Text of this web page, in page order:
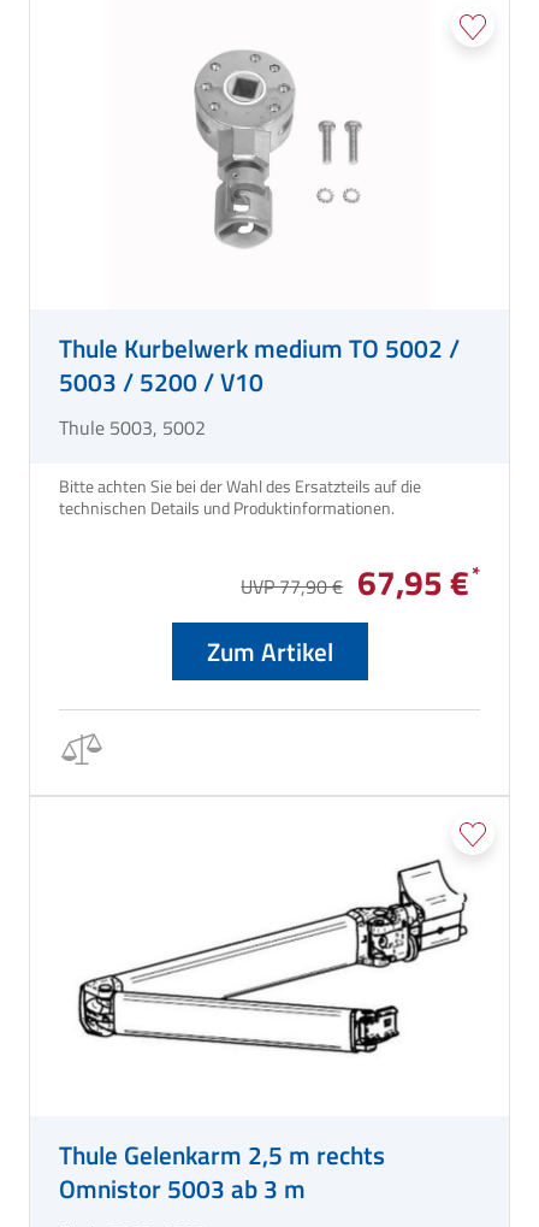
Thule Kurbelwerk medium TO 5002 /
5003 / 5200 / V10
Thule 5003, 5002
Bitte achten Sie bei der Wahl des Ersatzteils auf die
UVP 77,90 € 67,95 €
Zum Artikel
Thule Gelenkarm 2,5 m rechts
Omnistor 5003 ab 3 m